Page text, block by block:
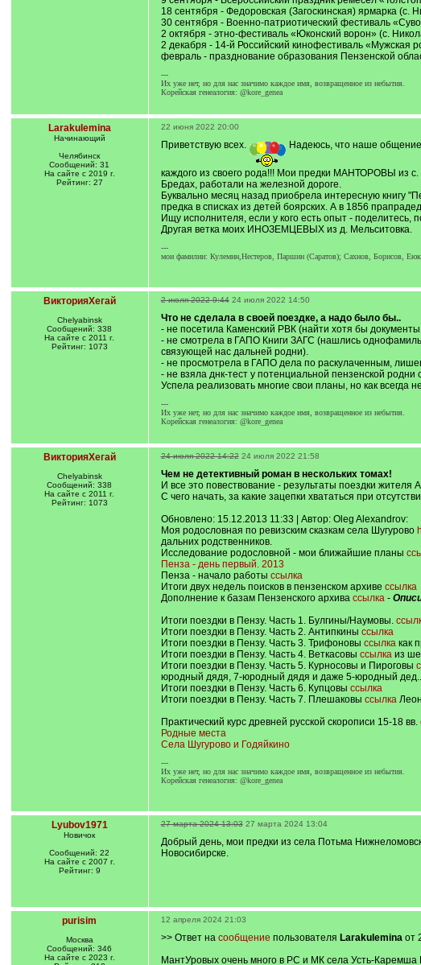
18 сентября - Федоровская (Загоскинская) ярмарка (с.
30 сентября - Военно-патриотический фестиваль
2 октября - этно-фестиваль «Юконский ворон» (с.
2 декабря - 14-й Российский кинофестиваль «Мужская
февраль - празднование образования Пензенской
---
Их уже нет, но для нас значимо каждое имя, возвращенное из небытия.
Корейская генеалогия: @kore_genea
Larakulemina
Начинающий
Челябинск
Сообщений: 31
На сайте с 2019 г.
Рейтинг: 27
22 июня 2022 20:00
Приветствую всех. Надеюсь, что наше
каждого из своего рода!!! Мои предки МАНТОРОВЫ из
Бредах, работали на железной дороге.
Буквально месяц назад приобрела интересную книгу
предка в списках из детей боярских. А в 1856
Ищу исполнителя, если у кого есть опыт -
Другая ветка моих ИНОЗЕМЦЕВЫХ из д. Мельситовка.
---
мои фамилии: Кулемин,Нестеров, Паршин (Саратов); Сахнов, Борисов,
ВикторияХегай
Chelyabinsk
Сообщений: 338
На сайте с 2011 г.
Рейтинг: 1073
2 июля 2022 9:44 24 июля 2022 14:50
Что не сделала в своей поездке, а надо было бы..
- не посетила Каменский РВК (найти хотя бы
- не смотрела в ГАПО Книги ЗАГС (нашлись
связующей нас дальней родни).
- не просмотрела в ГАПО дела по раскулаченным,
- не взяла днк-тест у потенциальной пензенской
Успела реализовать многие свои планы, но как
---
Их уже нет, но для нас значимо каждое имя, возвращенное из небытия.
Корейская генеалогия: @kore_genea
ВикторияХегай
Chelyabinsk
Сообщений: 338
На сайте с 2011 г.
Рейтинг: 1073
24 июля 2022 14:22 24 июля 2022 21:58
Чем не детективный роман в нескольких томах!
И все это повествование - результаты поездки
С чего начать, за какие зацепки хвататься при
Обновлено: 15.12.2013 11:33 | Автор: Oleg Alexandrov:
Моя родословная по ревизским сказкам села Шугурово
дальних родственников.
Исследование родословной - мои ближайшие планы
Пенза - день первый. 2013
Пенза - начало работы ссылка
Итоги двух недель поисков в пензенском архиве ссылка
Дополнение к базам Пензенского архива ссылка-
Итоги поездки в Пензу. Часть 1. Булгины/Наумовы.
Итоги поездки в Пензу. Часть 2. Антипкины ссылка
Итоги поездки в Пензу. Часть 3. Трифоновы ссылкакак
Итоги поездки в Пензу. Часть 4. Веткасовы ссылкаиз
Итоги поездки в Пензу. Часть 5. Курносовы и Пироговы
юродный дядя, 7-юродный дядя и даже 5-юродный
Итоги поездки в Пензу. Часть 6. Купцовы ссылка
Итоги поездки в Пензу. Часть 7. Плешаковы ссылка
Практический курс древней русской скорописи 15-18 вв.
Родные места
Села Шугурово и Годяйкино
---
Их уже нет, но для нас значимо каждое имя, возвращенное из небытия.
Корейская генеалогия: @kore_genea
Lyubov1971
Новичок
Сообщений: 22
На сайте с 2007 г.
Рейтинг: 9
27 марта 2024 13:03 27 марта 2024 13:04
Добрый день, мои предки из села Потьма
Новосибирске.
purisim
Москва
Сообщений: 346
На сайте с 2023 г.
12 апреля 2024 21:03
>> Ответ на сообщение пользователя Larakuleminaот
МантУровых очень много в РС и МК села Усть-Каремша